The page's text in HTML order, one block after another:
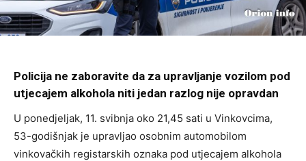
Policija ne zaboravite da za upravljanje vozilom pod
utjecajem alkohola niti jedan razlog nije opravdan
U ponedjeljak, 11. svibnja oko 21,45 sati u Vinkovcima,
53-godišnjak je upravljao osobnim automobilom
vinkovačkih registarskih oznaka pod utjecajem alkohola